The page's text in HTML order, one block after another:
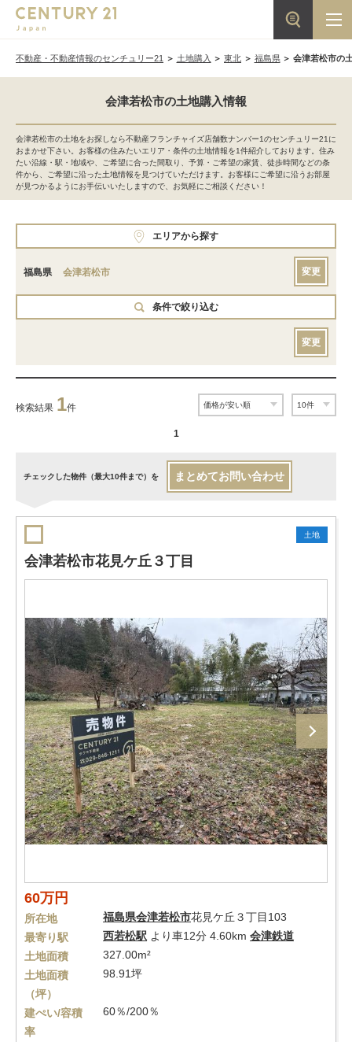
不動産・不動産情報のセンチュリー21 土地購入 東北 福島県 会津若松市の
会津若松市の土地購入情報
会津若松市の土地をお探しなら不動産フランチャイズ店舗数ナンバー1のセンチュリー21に
おまかせ下さい。お客様の住みたいエリア・条件の土地情報を1件紹介しております。住み
たい沿線・駅・地域や、ご希望に合った間取り、予算・ご希望の家賃、徒歩時間などの条
件から、ご希望に沿った土地情報を見つけていただけます。お客様にご希望に沿うお部屋
が見つかるようにお手伝いいたしますので、お気軽にご相談ください！
エリアから探す
福島県 会津若松市 変更
条件で絞り込む
変更
検索結果 1件
1
チェックした物件（最大10件まで）を まとめてお問い合わせ
土地
会津若松市花見ケ丘３丁目
60万円
所在地 福島県会津若松市花見ケ丘３丁目103
最寄り駅
西若松駅 より車12分 4.60km 会津鉄道
土地面積
327.00m²
土地面積
（坪）
98.91坪
建ぺい/容積
率
60％/200％